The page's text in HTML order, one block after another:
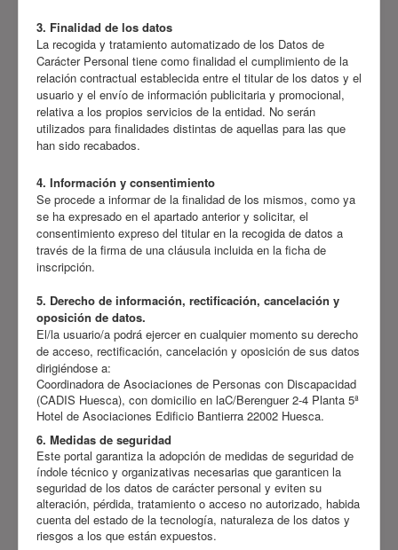
3. Finalidad de los datos
La recogida y tratamiento automatizado de los Datos de
Carácter Personal tiene como finalidad el cumplimiento de la
relación contractual establecida entre el titular de los datos y el
usuario y el envío de información publicitaria y promocional,
relativa a los propios servicios de la entidad. No serán
utilizados para finalidades distintas de aquellas para las que
han sido recabados.
4. Información y consentimiento
Se procede a informar de la finalidad de los mismos, como ya
se ha expresado en el apartado anterior y solicitar, el
consentimiento expreso del titular en la recogida de datos a
través de la firma de una cláusula incluida en la ficha de
inscripción.
5. Derecho de información, rectificación, cancelación y
oposición de datos.
El/la usuario/a podrá ejercer en cualquier momento su derecho
de acceso, rectificación, cancelación y oposición de sus datos
dirigiéndose a:
Coordinadora de Asociaciones de Personas con Discapacidad
(CADIS Huesca), con domicilio en laC/Berenguer 2-4 Planta 5ª
Hotel de Asociaciones Edificio Bantierra 22002 Huesca.
6. Medidas de seguridad
Este portal garantiza la adopción de medidas de seguridad de
índole técnico y organizativas necesarias que garanticen la
seguridad de los datos de carácter personal y eviten su
alteración, pérdida, tratamiento o acceso no autorizado, habida
cuenta del estado de la tecnología, naturaleza de los datos y
riesgos a los que están expuestos.